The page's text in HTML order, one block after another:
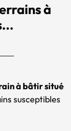
à
à bâtir situé
susceptibles